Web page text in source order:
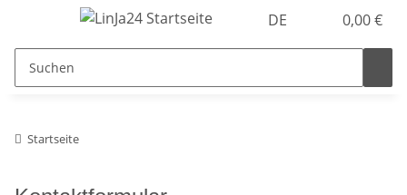
DE 0,00 €
Startseite